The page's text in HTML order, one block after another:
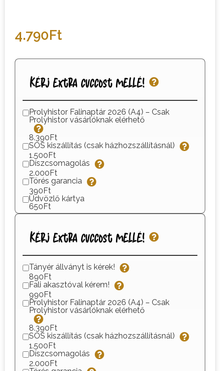
4.790Ft
Kérj extra cuccost mellé!
Prolyhistor Falinaptár 2026 (A4) – Csak
Prolyhistor vásárlóknak elérhető
8.390Ft
SOS kiszállítás (csak házhozszállításnál)
1.500Ft
Díszcsomagolás
2.000Ft
Törés garancia
390Ft
Üdvözlő kártya
650Ft
Kérj extra cuccost mellé!
Tányér állványt is kérek!
890Ft
Fali akasztóval kérem!
990Ft
Prolyhistor Falinaptár 2026 (A4) – Csak
Prolyhistor vásárlóknak elérhető
8.390Ft
SOS kiszállítás (csak házhozszállításnál)
1.500Ft
Díszcsomagolás
2.000Ft